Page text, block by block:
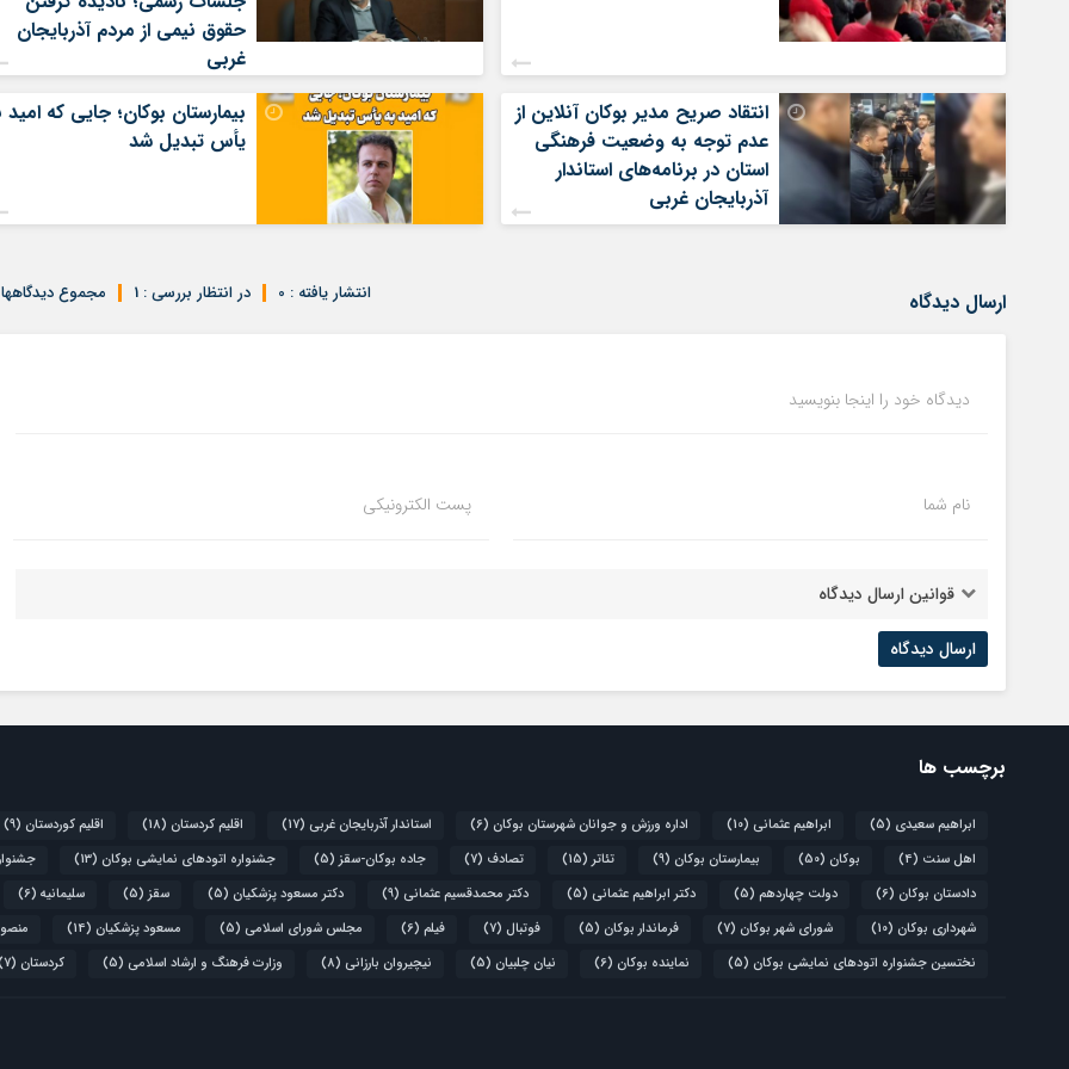
حقوق نیمی از مردم آذربایجان
غربی
انتقاد صریح مدیر بوکان آنلاین از
عدم توجه به وضعیت فرهنگی
استان در برنامه‌های استاندار
آذربایجان غربی
بیمارستان بوکان؛ جایی که امید
یأس تبدیل شد
ارسال دیدگاه مجموع دیدگاهها در انتظار بررسی : 1 انتشار یافته : 0
دیدگاه خود را اینجا بنویسید
نام شما پست الکترونیکی
قوانین ارسال دیدگاه
برچسب ها
ابراهیم سعیدی (5) ابراهیم عثمانی (10) اداره ورزش و جوانان شهرستان بوکان (6) استاندار آذربایجان غربی (17) اقلیم کردستان (18) اقلیم کوردستان (9)
اهل سنت (4) بوکان (50) بیمارستان بوکان (9) تئاتر (15) تصادف (7) جاده بوکان-سقز (5) جشنواره اتودهای نمایشی بوکان (13)
دادستان بوکان (6) دولت چهاردهم (5) دکتر ابراهیم عثمانی (5) دکتر محمدقسیم عثمانی (9) دکتر مسعود پزشکیان (5) سقز (5) سلیمانیه (6)
شهرداری بوکان (10) شورای شهر بوکان (7) فرماندار بوکان (5) فوتبال (7) فیلم (6) مجلس شورای اسلامی (5) مسعود پزشکیان (14)
نختسین جشنواره اتودهای نمایشی بوکان (5) نماینده بوکان (6) نیان چلبیان (5) نیچیروان بارزانی (8) وزارت فرهنگ و ارشاد اسلامی (5) کردستان (7)